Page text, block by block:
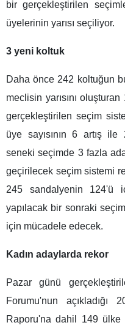
bir gerçekleştirilen
üyelerinin yarısı seçiliyor.
3 yeni koltuk
Daha önce 242 koltuğun
meclisin yarısını
gerçekleştirilen seçim
üye sayısının 6 artış ile
seneki seçimde 3 fazla
geçirilecek seçim sistemi
245 sandalyenin 124'ü
yapılacak bir sonraki
için mücadele edecek.
Kadın adaylarda rekor
Pazar günü
Forumu'nun açıkladığı
Raporu'na dahil 149 ülke